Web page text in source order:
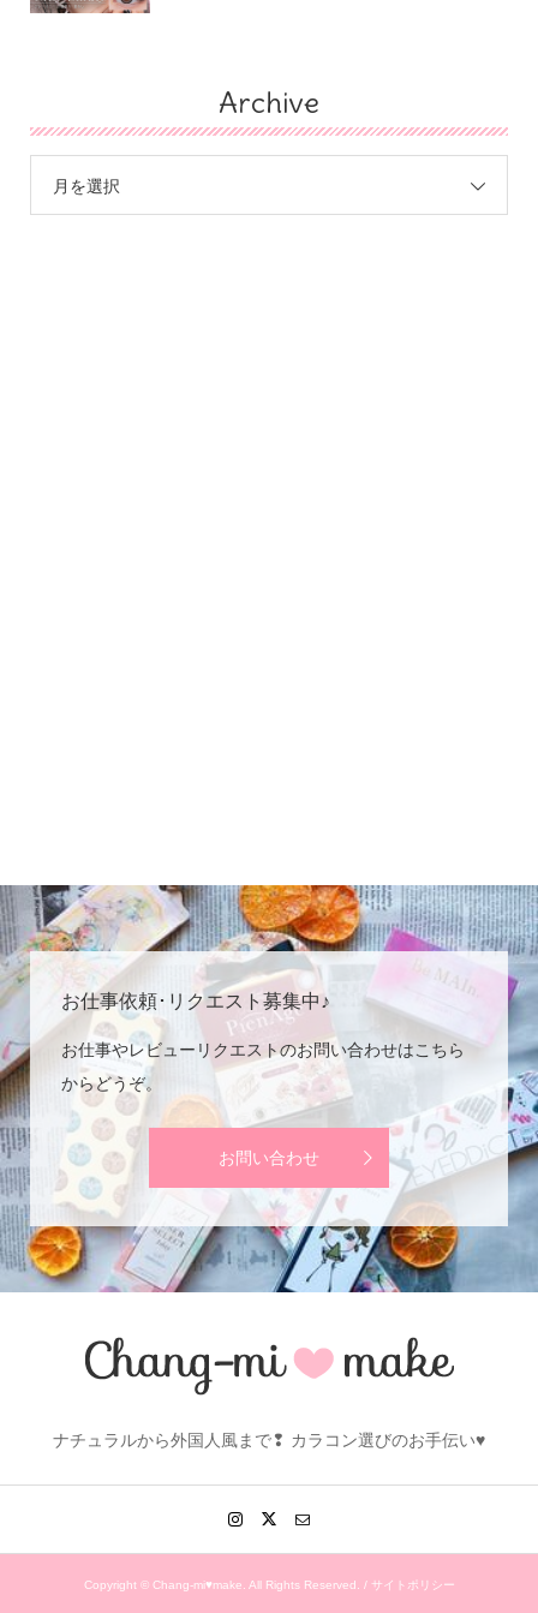
Archive
月を選択
お仕事依頼･リクエスト募集中♪
お仕事やレビューリクエストのお問い合わせはこちら
からどうぞ。
お問い合わせ
ナチュラルから外国人風まで❢ カラコン選びのお手伝い♥
Copyright ©Chang-mi♥make. All Rights Reserved. / サイトポリシー